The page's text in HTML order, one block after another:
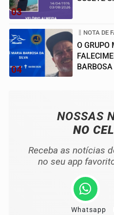
03
04
NOTA DE
O GRUPO
NOSSAS
NO
Receba as notícias
no seu app
Whatsapp